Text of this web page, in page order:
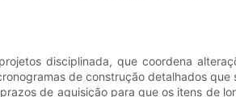
disciplinada, que coordena
de construção detalhados
de aquisição para que os itens de